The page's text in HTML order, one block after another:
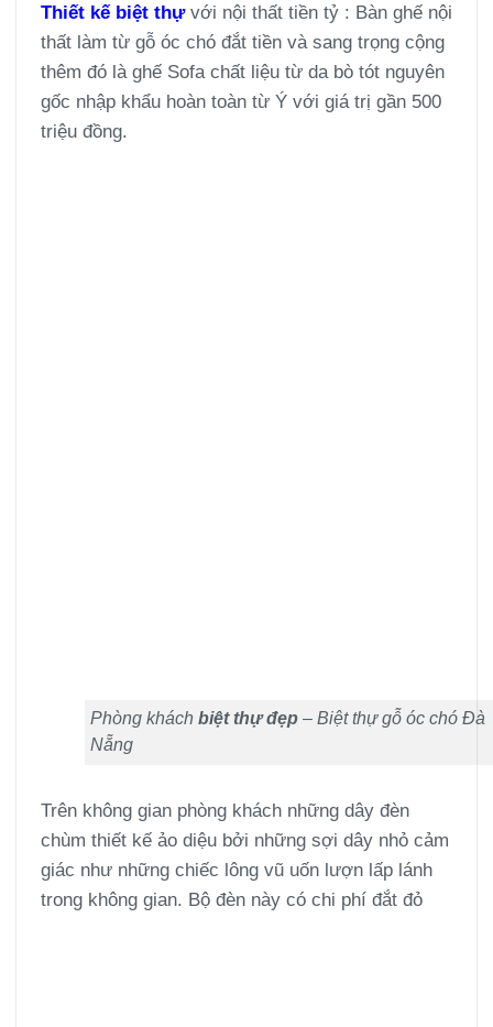
Thiết kế biệt thựvới nội thất tiền tỷ : Bàn ghế nội
thất làm từ gỗ óc chó đắt tiền và sang trọng cộng
thêm đó là ghế Sofa chất liệu từ da bò tót nguyên
gốc nhập khẩu hoàn toàn từ Ý với giá trị gần 500
triệu đồng.
Phòng khách biệt thự đẹp– Biệt thự gỗ óc chó Đà
Nẵng
Trên không gian phòng khách những dây đèn
chùm thiết kế ảo diệu bởi những sợi dây nhỏ cảm
giác như những chiếc lông vũ uốn lượn lấp lánh
trong không gian. Bộ đèn này có chi phí đắt đỏ